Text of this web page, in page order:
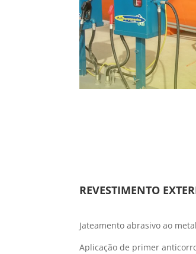
REVESTIMENTO
Jateamento abrasivo ao
Aplicação de primer